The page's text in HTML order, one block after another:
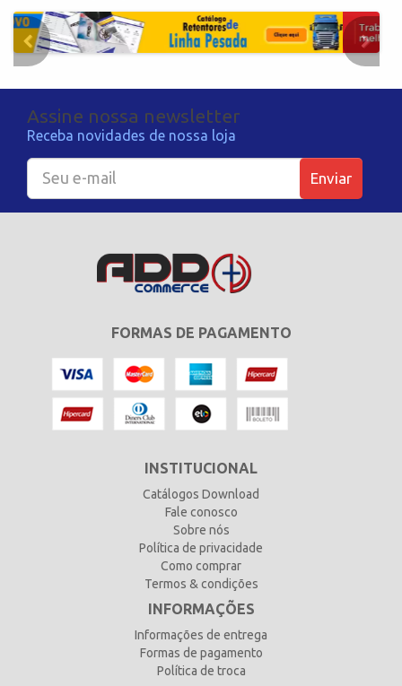
Assine nossa newsletter
Receba novidades de nossa loja
Enviar
FORMAS DE PAGAMENTO
INSTITUCIONAL
Catálogos Download
Fale conosco
Sobre nós
Política de privacidade
Como comprar
Termos & condições
INFORMAÇÕES
Informações de entrega
Formas de pagamento
Política de troca